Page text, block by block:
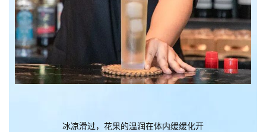
冰凉滑过，花果的温润在体内缓缓化开